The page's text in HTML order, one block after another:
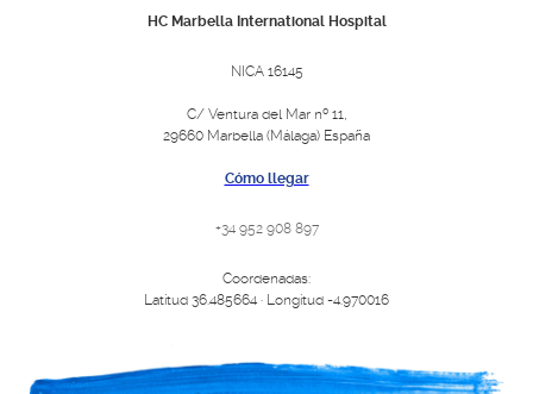
HC Marbella International Hospital
NICA 16145
C/ Ventura del Mar nº 11,
29660 Marbella (Málaga) España
Cómo llegar
+34 952 908 897
Coordenadas:
Latitud 36.485664 · Longitud -4.970016